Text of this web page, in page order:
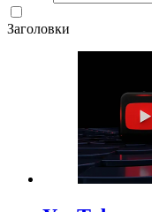
Заголовки